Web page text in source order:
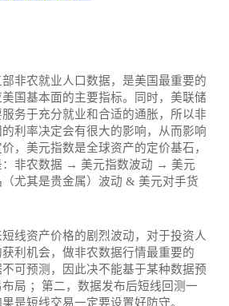
非农就业人口数据，是美国最重要的
国基本面的主要指标。同时，美联储
务于充分就业和合适的通胀，所以非
利率决定会有很大的影响，从而影响
，美元指数是全球资产的定价基石，
：非农数据 → 美元指数波动 → 美元
尤其是贵金属）波动 & 美元对手货
线资产价格的剧烈波动，对于投资人
利机会，做非农数据行情最重要的
可预测，因此决不能基于某种数据预
局 ；第二，数据发布后短线回测一
是短线交易一定要设置好防守。